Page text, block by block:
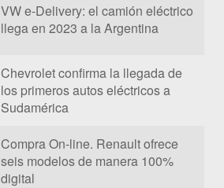
VW e-Delivery: el camión eléctrico
llega en 2023 a la Argentina
Chevrolet confirma la llegada de
los primeros autos eléctricos a
Sudamérica
Compra On-line. Renault ofrece
seis modelos de manera 100%
digital